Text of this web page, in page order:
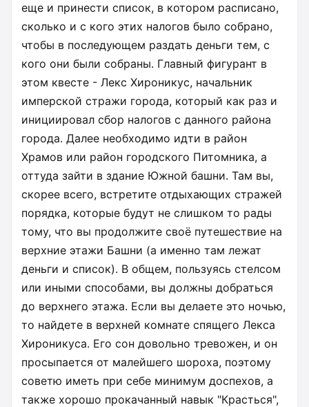
еще и принести список, в котором расписано,
сколько и с кого этих налогов было собрано,
чтобы в последующем раздать деньги тем, с
кого они были собраны. Главный фигурант в
этом квесте - Лекс Хироникус, начальник
имперской стражи города, который как раз и
инициировал сбор налогов с данного района
города. Далее необходимо идти в район
Храмов или район городского Питомника, а
оттуда зайти в здание Южной башни. Там вы,
скорее всего, встретите отдыхающих стражей
порядка, которые будут не слишком то рады
тому, что вы продолжите своё путешествие на
верхние этажи Башни (а именно там лежат
деньги и список). В общем, пользуясь стелсом
или иными способами, вы должны добраться
до верхнего этажа. Если вы делаете это ночью,
то найдете в верхней комнате спящего Лекса
Хироникуса. Его сон довольно тревожен, и он
просыпается от малейшего шороха, поэтому
советю иметь при себе минимум доспехов, а
также хорошо прокачанный навык "Красться",